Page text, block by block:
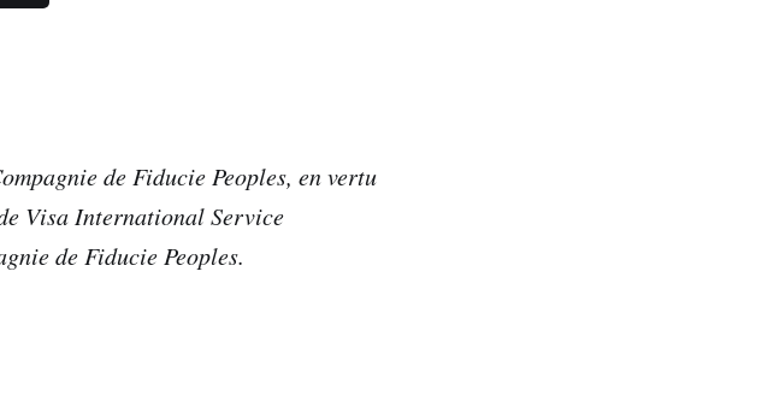
de Fiducie Peoples, en vertu
Visa International Service
de Fiducie Peoples.